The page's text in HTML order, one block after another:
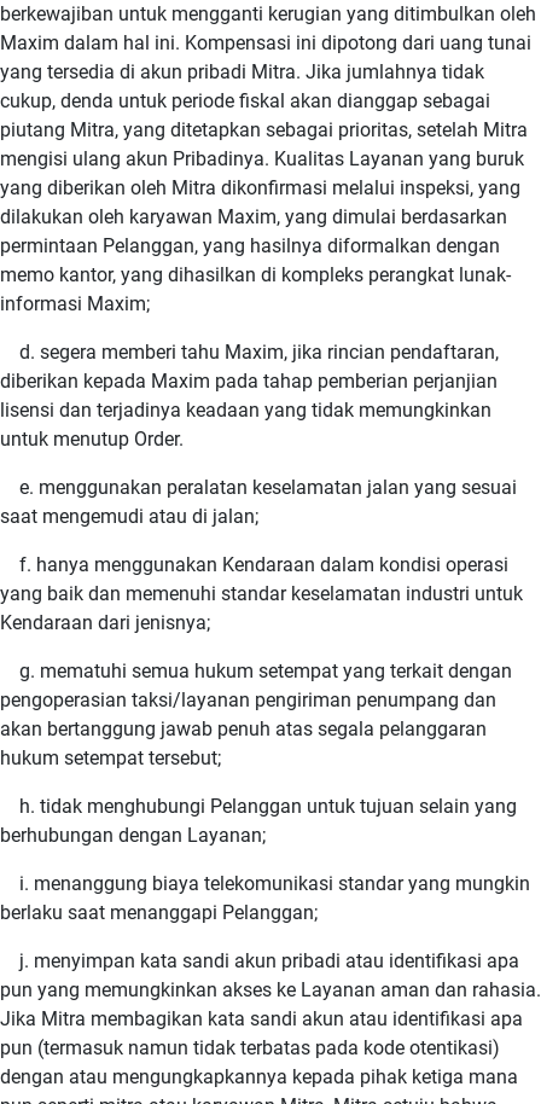
berkewajiban untuk mengganti kerugian yang ditimbulkan oleh
Maxim dalam hal ini. Kompensasi ini dipotong dari uang tunai
yang tersedia di akun pribadi Mitra. Jika jumlahnya tidak
cukup, denda untuk periode fiskal akan dianggap sebagai
piutang Mitra, yang ditetapkan sebagai prioritas, setelah Mitra
mengisi ulang akun Pribadinya. Kualitas Layanan yang buruk
yang diberikan oleh Mitra dikonfirmasi melalui inspeksi, yang
dilakukan oleh karyawan Maxim, yang dimulai berdasarkan
permintaan Pelanggan, yang hasilnya diformalkan dengan
memo kantor, yang dihasilkan di kompleks perangkat lunak-
informasi Maxim;
d. segera memberi tahu Maxim, jika rincian pendaftaran,
diberikan kepada Maxim pada tahap pemberian perjanjian
lisensi dan terjadinya keadaan yang tidak memungkinkan
untuk menutup Order.
e. menggunakan peralatan keselamatan jalan yang sesuai
saat mengemudi atau di jalan;
f. hanya menggunakan Kendaraan dalam kondisi operasi
yang baik dan memenuhi standar keselamatan industri untuk
Kendaraan dari jenisnya;
g. mematuhi semua hukum setempat yang terkait dengan
pengoperasian taksi/layanan pengiriman penumpang dan
akan bertanggung jawab penuh atas segala pelanggaran
hukum setempat tersebut;
h. tidak menghubungi Pelanggan untuk tujuan selain yang
berhubungan dengan Layanan;
i. menanggung biaya telekomunikasi standar yang mungkin
berlaku saat menanggapi Pelanggan;
j. menyimpan kata sandi akun pribadi atau identifikasi apa
pun yang memungkinkan akses ke Layanan aman dan rahasia.
Jika Mitra membagikan kata sandi akun atau identifikasi apa
pun (termasuk namun tidak terbatas pada kode otentikasi)
dengan atau mengungkapkannya kepada pihak ketiga mana